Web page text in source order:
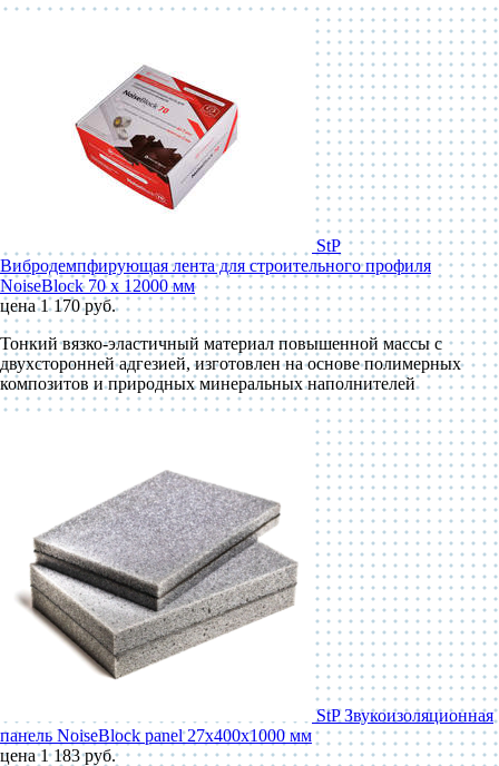
StP
Вибродемпфирующая лента для строительного профиля
NoiseBlock 70 x 12000 мм
цена 1 170 руб.
Тонкий вязко-эластичный материал повышенной массы с
двухсторонней адгезией, изготовлен на основе полимерных
композитов и природных минеральных наполнителей
StP Звукоизоляционная
панель NoiseBlock panel 27x400x1000 мм
цена 1 183 руб.